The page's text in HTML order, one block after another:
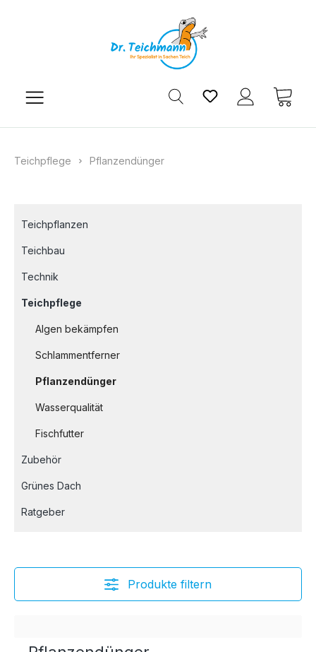
Du hast 0
Teichpflege Pflanzendünger
Teichpflanzen
Teichbau
Technik
Teichpflege
Algen bekämpfen
Schlammentferner
Pflanzendünger
Wasserqualität
Fischfutter
Zubehör
Grünes Dach
Ratgeber
Produkte filtern